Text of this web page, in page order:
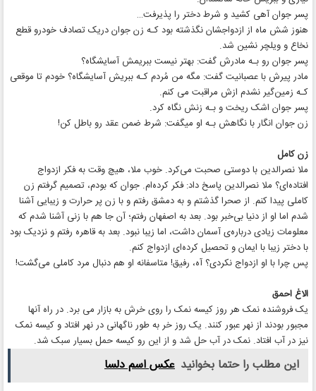
پسر جوان آهی کشید و شرط دختر را پذیرفت…
هنوز شش ماه از ازدواجشان نگذشته بود کـه زن جوان دریک تصادف خودرو قطع
نخاع و ویلچر نشین شد.
پسر جوان رو بـه مادرش گفت: بهتر نیست ببریمش آسایشگاه؟
مادر پیرش با عصبانیت گفت: مگه من مُردم کـه ببریش آسایشگاه؟ خودم تا موقعی
کـه زمین‌گیر نشدم ازش مراقبت می کنم.
پسر جوان اشک ریخت و بـه زنش نگاه کرد.
زن جوان انگار با نگاهش بـه او میگفت: شرط ضمن عقد رو باطل کن!
زن کامل
ملا نصر‌الدین با دوستی صحبت می‌کرد. خوب ملا، هیچ وقت به فکر ازدواج
افتاده‌ای؟ ملا نصر‌الدین پاسخ داد: فکر کرده‌ام. جوان که بودم، تصمیم گرفتم زن
کاملی پیدا کنم. از صحرا گذشتم و به دمشق رفتم و با زن پر حرارت و زیبایی آشنا
شدم اما او از دنیا بی‌خبر بود. بعد به اصفهان رفتم؛ آن جا هم با زنی آشنا شدم که
معلومات زیادی درباره‌ی آسمان داشت، اما زیبا نبود. بعد به قاهره رفتم و نزدیک بود
با دختر زیبا با ایمان و تحصیل کرده‌ای ازدواج کنم.
پس چرا با او ازدواج نکردی؟ آه، رفیق! متاسفانه او هم دنبال مرد کاملی می‌گشت!
الاغ احمق
یک فروشنده نمک هر روز کیسه نمک را روی خرش به بازار می برد. در راه آنها
مجبور بودند از نهر عبور کنند. یک روز خر به طور ناگهانی در نهر افتاد و کیسه نمک
نیز در آب افتاد. نمک در آب حل شد و از این رو کیسه حمل بسیار سبک شد.
این مطلب را حتما بخوانید عکس اسم دلسا